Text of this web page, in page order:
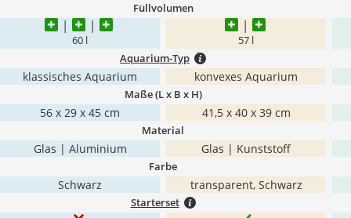
Füllvolumen
60 l 57 l
Aquarium-Typ
klassisches Aquarium konvexes Aquarium
Maße (L x B x H)
56 x 29 x 45 cm 41,5 x 40 x 39 cm
Material
Glas | Aluminium Glas | Kunststoff
Farbe
Schwarz transparent, Schwarz
Starterset